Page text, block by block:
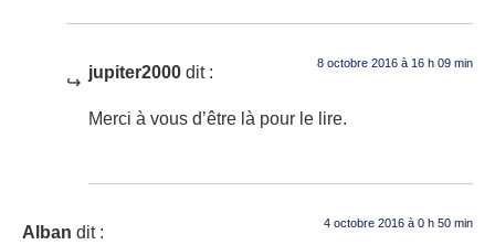
jupiter2000 dit : 8 octobre 2016 à 16 h 09 min
Merci à vous d’être là pour le lire.
Alban dit : 4 octobre 2016 à 0 h 50 min